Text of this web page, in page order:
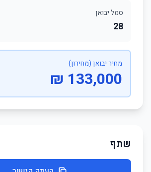
סמל יבואן
28
מחיר יבואן (מחירון)
133,000 ₪
שתף